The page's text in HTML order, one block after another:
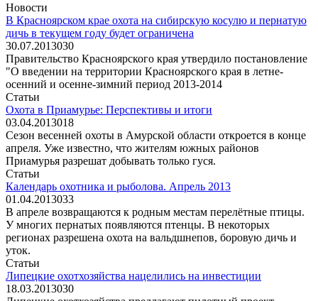
Новости
В Красноярском крае охота на сибирскую косулю и пернатую
дичь в текущем году будет ограничена
30.07.2013030
Правительство Красноярского края утвердило постановление
"О введении на территории Красноярского края в летне-
осенний и осенне-зимний период 2013-2014
Статьи
Охота в Приамурье: Перспективы и итоги
03.04.2013018
Сезон весенней охоты в Амурской области откроется в конце
апреля. Уже известно, что жителям южных районов
Приамурья разрешат добывать только гуся.
Статьи
Календарь охотника и рыболова. Апрель 2013
01.04.2013033
В апреле возвращаются к родным местам перелётные птицы.
У многих пернатых появляются птенцы. В некоторых
регионах разрешена охота на вальдшнепов, боровую дичь и
уток.
Статьи
Липецкие охотхозяйства нацелились на инвестиции
18.03.2013030